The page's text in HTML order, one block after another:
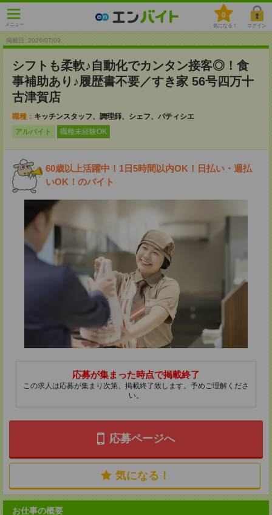
メニュー
0
気になる！ ログイン
掲載日 :2026/07/09
シフトも柔軟♪自動化でカンタン接客◎！食
事補助あり♪履歴書不要／すき家 56号四万十
古津賀店
職種： キッチンスタッフ、調理師、シェフ、パティシエ
アルバイト
職種未経験OK
60歳以上活躍中！1日5時間以内OK！日払い・週払
いOK！のバイト
応募が集まった時点で掲載終了
この求人は応募が集まり次第、掲載終了致します。予めご理解くださ
い。
応募ページへ
気になる！
お仕事の概要